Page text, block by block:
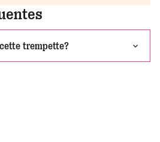
trempette?